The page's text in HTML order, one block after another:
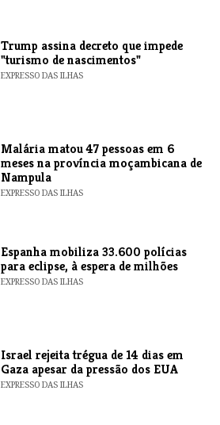
Trump assina decreto que impede
"turismo de nascimentos"
EXPRESSO DAS ILHAS
​Malária matou 47 pessoas em 6
meses na província moçambicana de
Nampula
EXPRESSO DAS ILHAS
Espanha mobiliza 33.600 polícias
para eclipse, à espera de milhões
EXPRESSO DAS ILHAS
​Israel rejeita trégua de 14 dias em
Gaza apesar da pressão dos EUA
EXPRESSO DAS ILHAS